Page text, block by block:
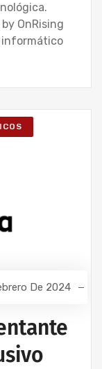
OnRising
informático
De 2024